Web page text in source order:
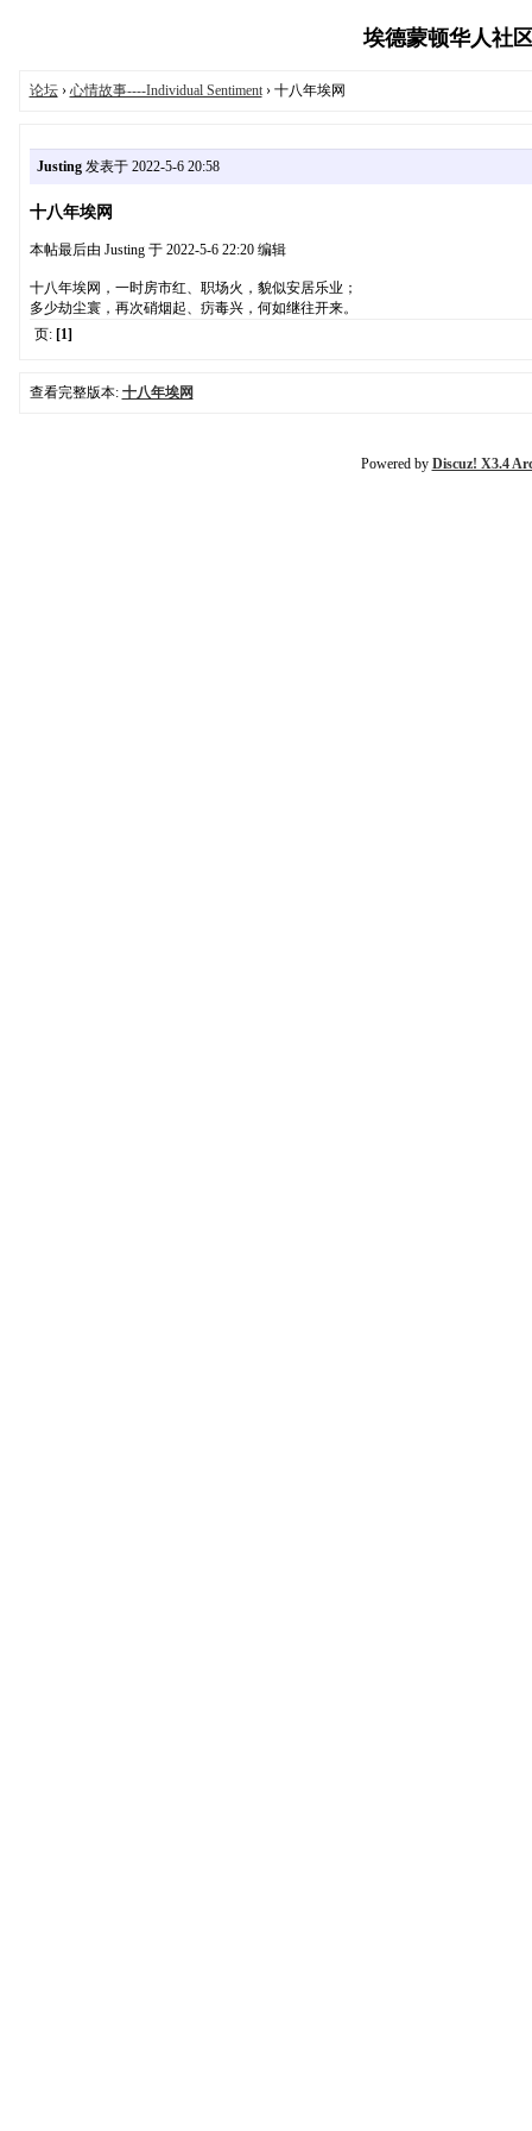
埃德蒙顿华人社
论坛› 心情故事----Individual Sentiment› 十八年埃网
Justing发表于 2022-5-6 20:58
十八年埃网
本帖最后由 Justing 于 2022-5-6 22:20 编辑
十八年埃网，一时房市红、职场火，貌似安居乐业；
多少劫尘寰，再次硝烟起、疠毒兴，何如继往开来。
页: [1]
查看完整版本: 十八年埃网
Powered by Discuz! X3.4